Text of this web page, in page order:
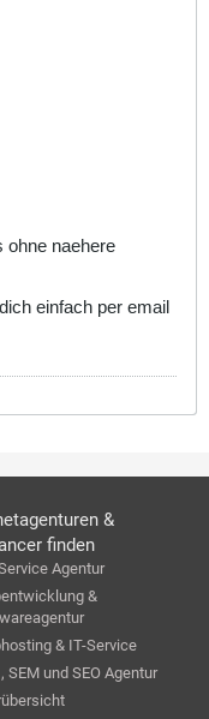
ohne naehere
einfach per email
&
finden
Agentur
&
& IT-Service
SEM und SEO Agentur